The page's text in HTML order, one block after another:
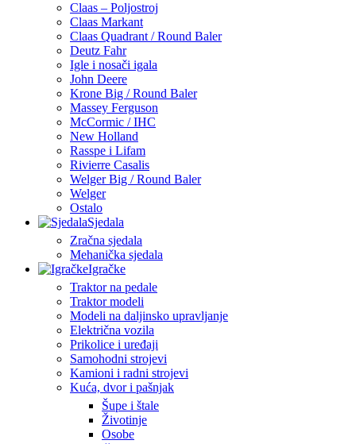
Claas – Poljostroj
Claas Markant
Claas Quadrant / Round Baler
Deutz Fahr
Igle i nosači igala
John Deere
Krone Big / Round Baler
Massey Ferguson
McCormic / IHC
New Holland
Rasspe i Lifam
Rivierre Casalis
Welger Big / Round Baler
Welger
Ostalo
Sjedala
Zračna sjedala
Mehanička sjedala
Igračke
Traktor na pedale
Traktor modeli
Modeli na daljinsko upravljanje
Električna vozila
Prikolice i uređaji
Samohodni strojevi
Kamioni i radni strojevi
Kuća, dvor i pašnjak
Šupe i štale
Životinje
Osobe